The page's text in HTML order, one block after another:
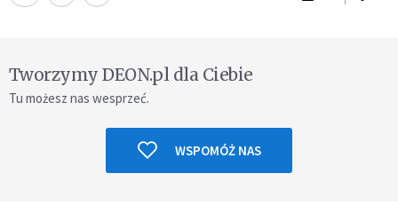
Tworzymy DEON.pl dla Ciebie
Tu możesz nas wesprzeć.
WSPOMÓŻ NAS